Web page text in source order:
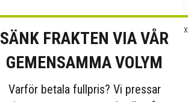
X
SÄNK FRAKTEN VIA VÅR
GEMENSAMMA VOLYM
Varför betala fullpris? Vi pressar